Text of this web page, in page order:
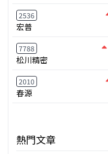
2536
宏普
7788
松川精密
2010
春源
熱門文章